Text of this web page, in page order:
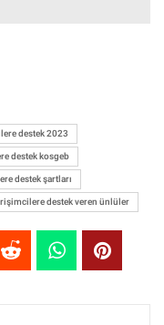
destek 2023
destek kosgeb
destek şartları
destek veren ünlüler